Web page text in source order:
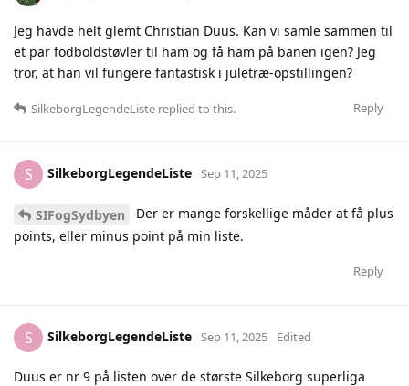
Jeg havde helt glemt Christian Duus. Kan vi samle sammen til
et par fodboldstøvler til ham og få ham på banen igen? Jeg
tror, at han vil fungere fantastisk i juletræ-opstillingen?
Reply
SilkeborgLegendeListe replied to this.
S SilkeborgLegendeListe Sep 11, 2025
SIFogSydbyen
Der er mange forskellige måder at få plus
points, eller minus point på min liste.
Reply
S SilkeborgLegendeListe Sep 11, 2025 Edited
Duus er nr 9 på listen over de største Silkeborg superliga